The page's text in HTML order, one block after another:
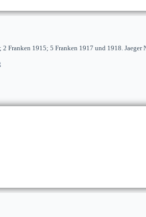
Franken 1915; 5 Franken 1917 und 1918.